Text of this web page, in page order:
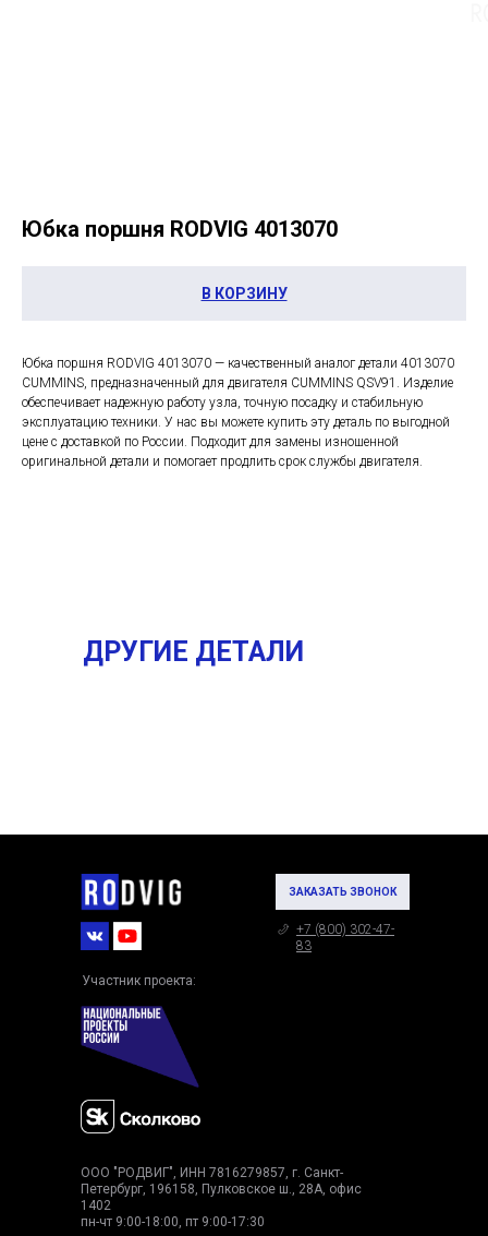
Юбка поршня RODVIG 4013070
В КОРЗИНУ
Юбка поршня RODVIG 4013070 — качественный аналог детали 4013070
CUMMINS, предназначенный для двигателя CUMMINS QSV91. Изделие
обеспечивает надежную работу узла, точную посадку и стабильную
эксплуатацию техники. У нас вы можете купить эту деталь по выгодной
цене с доставкой по России. Подходит для замены изношенной
оригинальной детали и помогает продлить срок службы двигателя.
ДРУГИЕ ДЕТАЛИ
ЗАКАЗАТЬ ЗВОНОК
ООО "РОДВИГ", ИНН 7816279857, г. Санкт-
Петербург, 196158, Пулковское ш., 28А, офис
1402
пн-чт 9:00-18:00, пт 9:00-17:30
Участник проекта:
+7 (800) 302-47-
83